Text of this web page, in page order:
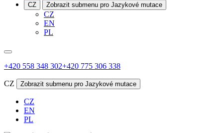
CZ Zobrazit submenu pro Jazykové mutace
CZ
EN
PL
+420 558 348 302+420 775 306 338
CZ Zobrazit submenu pro Jazykové mutace
CZ
EN
PL